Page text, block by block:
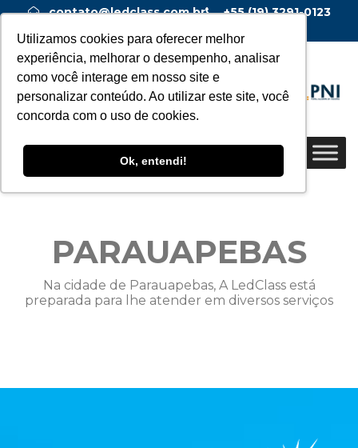
Utilizamos cookies para oferecer melhor
experiência, melhorar o desempenho, analisar
como você interage em nosso site e
personalizar conteúdo. Ao utilizar este site, você
concorda com o uso de cookies.
Ok, entendi!
contato@ledclass.com.br
+55 (19) 3291-0123
PARAUAPEBAS
Na cidade de Parauapebas, A LedClass está
preparada para lhe atender em diversos serviços